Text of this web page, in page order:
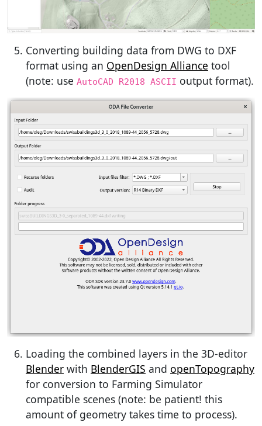
Converting building data from DWG to DXF
format using an OpenDesign Alliance tool
(note: use AutoCAD R2018 ASCII output format).
Loading the combined layers in the 3D-editor
Blender with BlenderGIS and openTopography
for conversion to Farming Simulator
compatible scenes (note: be patient! this
amount of geometry takes time to process).